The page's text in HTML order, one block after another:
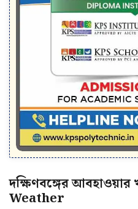
দক্ষিণবঙ্গের
Weather